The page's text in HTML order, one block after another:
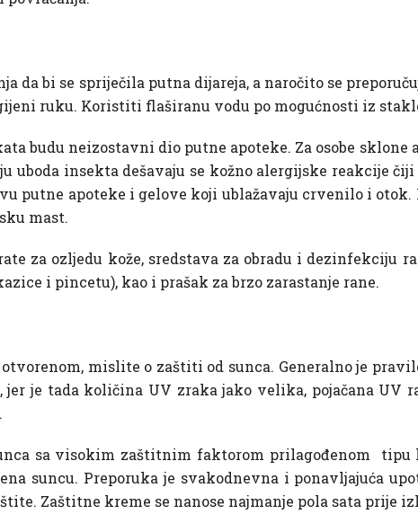
da bi se spriječila putna dijareja, a naročito se
ruku. Koristiti flaširanu vodu po mogućnosti iz
budu neizostavni dio putne apoteke. Za osobe sklone
uboda insekta dešavaju se kožno alergijske reakcije
putne apoteke i gelove koji ublažavaju crvenilo i otok.
mast.
za ozljedu kože, sredstava za obradu i dezinfekciju
i pincetu), kao i prašak za brzo zarastanje rane.
mislite o zaštiti od sunca. Generalno je
jer je tada količina UV zraka jako velika, pojačana UV
sa visokim zaštitnim faktorom prilagođenom tipu
suncu. Preporuka je svakodnevna i ponavljajuća
Zaštitne kreme se nanose najmanje pola sata prije